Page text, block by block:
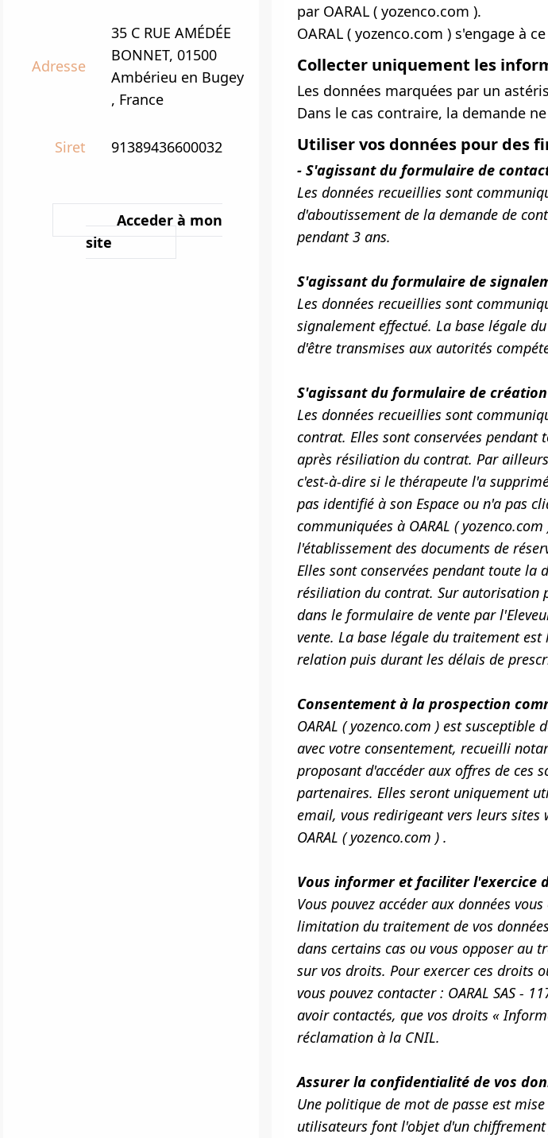
Adresse
35 C RUE AMÉDÉE
BONNET, 01500
Ambérieu en Bugey
, France
Siret 91389436600032
Acceder à mon
site
par OARAL ( yozenco.com ).
OARAL ( yozenco.com ) s'engage à
Collecter uniquement les
Les données marquées par un
Dans le cas contraire, la demande
Utiliser vos données pour des
- S'agissant du formulaire de
Les données recueillies sont
d'aboutissement de la demande de
pendant 3 ans.
S'agissant du formulaire de
Les données recueillies sont
signalement effectué. La base légale
d'être transmises aux autorités
S'agissant du formulaire de
Les données recueillies sont
contrat. Elles sont conservées
après résiliation du contrat. Par
c'est-à-dire si le thérapeute l'a
pas identifié à son Espace ou n'a pas
communiquées à OARAL (
l'établissement des documents de
Elles sont conservées pendant toute
résiliation du contrat. Sur autorisation
dans le formulaire de vente par
vente. La base légale du traitement
relation puis durant les délais de
Consentement à la prospection
OARAL ( yozenco.com ) est
avec votre consentement, recueilli
proposant d'accéder aux offres de ces
partenaires. Elles seront uniquement
email, vous redirigeant vers leurs sites
OARAL ( yozenco.com ) .
Vous informer et faciliter l'exercice
Vous pouvez accéder aux données
limitation du traitement de vos
dans certains cas ou vous opposer au
sur vos droits. Pour exercer ces droits
vous pouvez contacter : OARAL SAS -
avoir contactés, que vos droits «
réclamation à la CNIL.
Assurer la confidentialité de vos
Une politique de mot de passe est
utilisateurs font l'objet d'un